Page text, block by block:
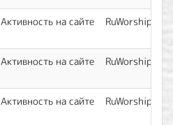
Активность на сайте RuWorship
Активность на сайте RuWorship
Активность на сайте RuWorship